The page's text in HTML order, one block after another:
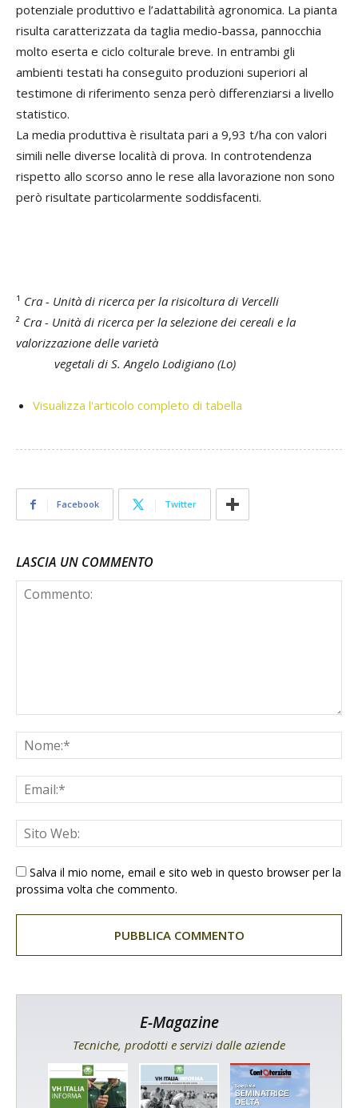
potenziale produttivo e l’adattabilità agronomica. La pianta
risulta caratterizzata da taglia medio-bassa, pannocchia
molto eserta e ciclo colturale breve. In entrambi gli
ambienti testati ha conseguito produzioni superiori al
testimone di riferimento senza però differenziarsi a livello
statistico.
La media produttiva è risultata pari a 9,93 t/ha con valori
simili nelle diverse località di prova. In controtendenza
rispetto allo scorso anno le rese alla lavorazione non sono
però risultate particolarmente soddisfacenti.
¹ Cra - Unità di ricerca per la risicoltura di Vercelli
² Cra - Unità di ricerca per la selezione dei cereali e la
valorizzazione delle varietà
vegetali di S. Angelo Lodigiano (Lo)
Visualizza l'articolo completo di tabella
Facebook Twitter
LASCIA UN COMMENTO
Salva il mio nome, email e sito web in questo browser per la
prossima volta che commento.
E-Magazine
Tecniche, prodotti e servizi dalle aziende